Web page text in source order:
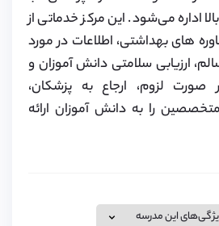
اداره می‌شود. این مرکز خدماتی از
های بهداشتی، اطلاعات در مورد
ارزیابی سلامتی دانش آموزان و
لزوم، ارجاع به پزشکان،
را به دانش آموزان ارائه
این مدرسه